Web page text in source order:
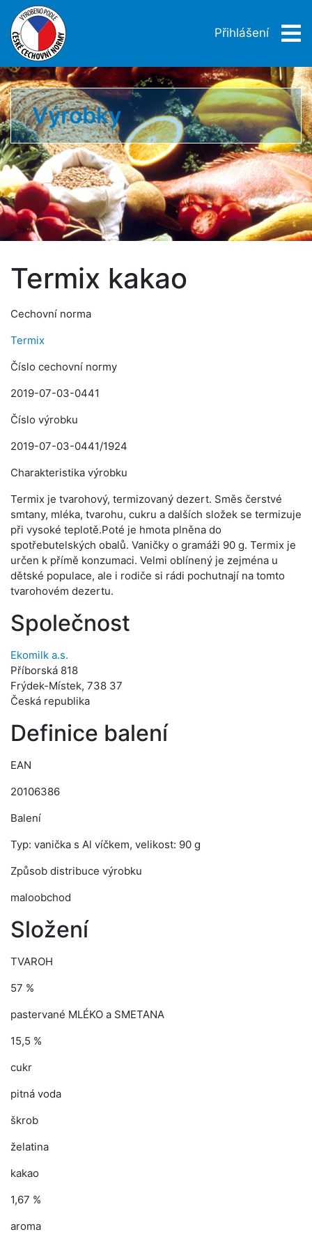
Přihlášení
Výrobky
Termix kakao
Cechovní norma
Termix
Číslo cechovní normy
2019-07-03-0441
Číslo výrobku
2019-07-03-0441/1924
Charakteristika výrobku
Termix je tvarohový, termizovaný dezert. Směs čerstvé
smtany, mléka, tvarohu, cukru a dalších složek se termizuje
při vysoké teplotě.Poté je hmota plněna do
spotřebutelských obalů. Vaničky o gramáži 90 g. Termix je
určen k přímě konzumaci. Velmi oblínený je zejména u
dětské populace, ale i rodiče si rádi pochutnají na tomto
tvarohovém dezertu.
Společnost
Ekomilk a.s.
Příborská 818
Frýdek-Místek, 738 37
Česká republika
Definice balení
EAN
20106386
Balení
Typ: vanička s Al víčkem, velikost: 90 g
Způsob distribuce výrobku
maloobchod
Složení
TVAROH
57 %
pastervané MLÉKO a SMETANA
15,5 %
cukr
pitná voda
škrob
želatina
kakao
1,67 %
aroma